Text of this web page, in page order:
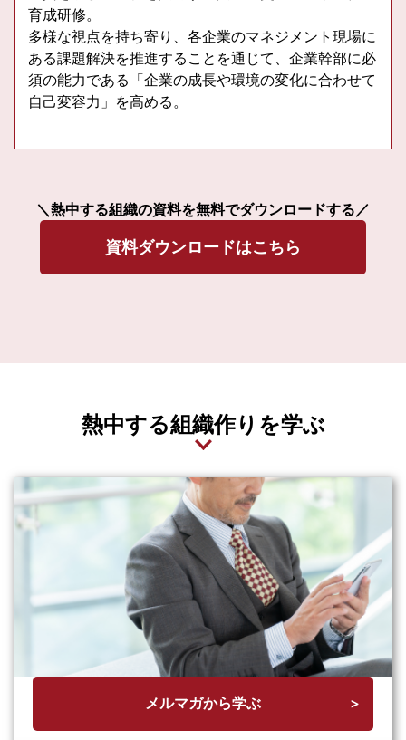
育成研修。
多様な視点を持ち寄り、各企業のマネジメント現場に
ある課題解決を推進することを通じて、企業幹部に必
須の能力である「企業の成長や環境の変化に合わせて
自己変容力」を高める。
＼熱中する組織の資料を無料でダウンロードする／
資料ダウンロードはこちら
熱中する組織作りを学ぶ
メルマガから学ぶ